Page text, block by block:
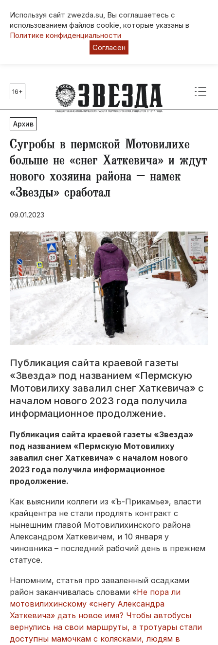
Используя сайт zwezda.su, Вы соглашаетесь с
использованием файлов cookie, которые указаны в
Политике конфиденциальности
Согласен
Главные темы
80 лет Победы
Молодежная столица РФ
СВО
Выборы в Пермском крае
Инфраструктура
Благоустройство
16+
Архив
Сугробы в пермской Мотовилихе
больше не «снег Хаткевича» и ждут
нового хозяина района – намек
«Звезды» сработал
09.01.2023
Публикация сайта краевой газеты
«Звезда» под названием «Пермскую
Мотовилиху завалил снег Хаткевича» с
началом нового 2023 года получила
информационное продолжение.
Публикация сайта краевой газеты «Звезда»
под названием «Пермскую Мотовилиху
завалил снег Хаткевича» с началом нового
2023 года получила информационное
продолжение.
Как выяснили коллеги из «Ъ-Прикамье», власти
крайцентра не стали продлять контракт с
нынешним главой Мотовилихинского района
Александром Хаткевичем, и 10 января у
чиновника – последний рабочий день в прежнем
статусе.
Напомним, статья про заваленный осадками
район заканчивалась словами «Не пора ли
мотовилихинскому «снегу Александра
Хаткевича» дать новое имя? Чтобы автобусы
вернулись на свои маршруты, а тротуары стали
доступны мамочкам с колясками, людям в